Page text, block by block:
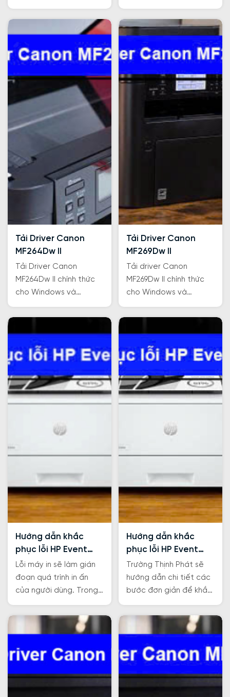
hướng dẫn đầy đủ của
Trường Thịnh Phát để
cài driver, thiết lập
mạng và sẵn sàng in ấn,
quét, sao chép chỉ
driver và cấu hình
in/scan nhanh chóng
macOS. Làm theo
Trường Thịnh Phát
Tải Driver Canon
MF264Dw II
Tải Driver Canon
MF264Dw II chính thức
cho Windows và
macOS. Hướng dẫn chi
tiết cài đặt, cập nhật
và khắc phục lỗi để
máy in hoạt động trơn
tru, hiệu quả.
Tải Driver Canon
MF269Dw II
Tải driver Canon
MF269Dw II chính thức
cho Windows và
macOS để in, scan,
copy nhanh chóng và
tiết cài đặt để sử dụng.
Hướng dẫn khắc
phục lỗi HP Event
code 10.00.10
Lỗi máy in sẽ làm gián
đoạn quá trình in ấn
của người dùng. Trong
bài viết này, hãy cùng
Trường Thịnh Phát khắc
phục lỗi HP Error Code
Hướng dẫn khắc
phục lỗi HP Event
code 10.00.11
Trường Thịnh Phát sẽ
hướng dẫn chi tiết các
bước đơn giản để khắc
phục lỗi HP Event code
10.00.11 để tiếp tục